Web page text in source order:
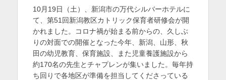
日
者
10月19日（土）、新潟市の万代シルバーホテルに
て、第51回新潟教区カトリック保育者研修会が開
かれました。コロナ禍が始まる前からの、久しぶ
りの対面での開催となった今年、新潟、山形、秋
田の幼児教育、保育施設、また児童養護施設から
約170名の先生とチャプレンが集いました。毎年持
ち回りで各地区が準備を担当してくださっている